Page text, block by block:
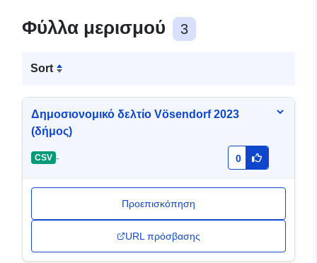
Φύλλα μερισμού 3
Sort
Δημοσιονομικό δελτίο Vösendorf 2023
(δήμος)
CSV - 0
Προεπισκόπηση
URL πρόσβασης